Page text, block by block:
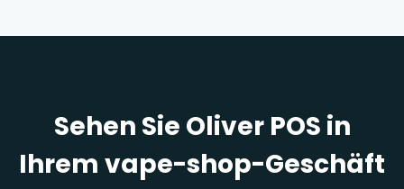
Sehen Sie Oliver POS in
Ihrem vape-shop-Geschäft